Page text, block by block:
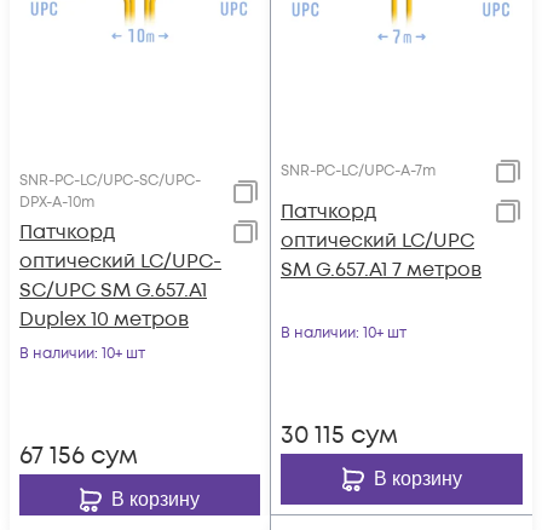
SNR-PC-LC/UPC-SC/UPC-
DPX-A-10m
Патчкорд
оптический LC/UPC-
SC/UPC SM G.657.A1
Duplex 10 метров
В наличии: 10+ шт
67 156 сум
В корзину
SNR-PC-LC/UPC-A-7m
Патчкорд
оптический LC/UPC
SM G.657.A1 7 метров
В наличии: 10+ шт
30 115 сум
В корзину